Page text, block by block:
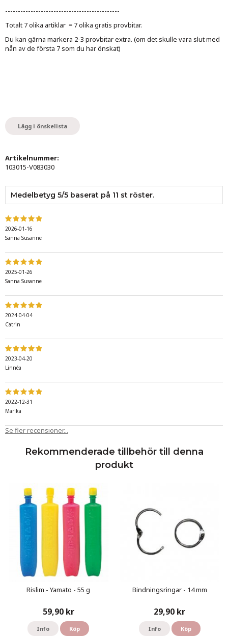
---------------------------------------------
Totalt 7 olika artiklar = 7 olika gratis provbitar.
Du kan gärna markera 2-3 provbitar extra. (om det skulle vara slut med
nån av de första 7 som du har önskat)
Lägg i önskelista
Artikelnummer:
103015-V083030
Medelbetyg 5/5 baserat på 11 st röster.
2026-01-16
Sanna Susanne
2025-01-26
Sanna Susanne
2024-04-04
Catrin
2023-04-20
Linnéa
2022-12-31
Marika
Se fler recensioner...
Rekommenderade tillbehör till denna
produkt
Rislim - Yamato - 55 g
59,90 kr
Info Köp
Bindningsringar - 14 mm
29,90 kr
Info Köp